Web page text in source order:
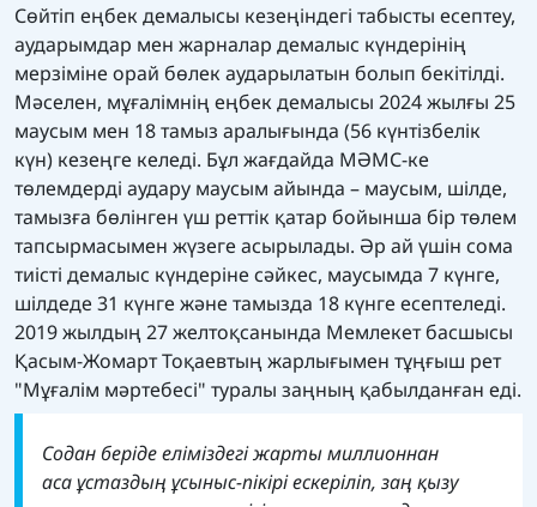
Сөйтіп еңбек демалысы кезеңіндегі табысты есептеу,
аударымдар мен жарналар демалыс күндерінің
мерзіміне орай бөлек аударылатын болып бекітілді.
Мәселен, мұғалімнің еңбек демалысы 2024 жылғы 25
маусым мен 18 тамыз аралығында (56 күнтізбелік
күн) кезеңге келеді. Бұл жағдайда МӘМС-ке
төлемдерді аудару маусым айында – маусым, шілде,
тамызға бөлінген үш реттік қатар бойынша бір төлем
тапсырмасымен жүзеге асырылады. Әр ай үшін сома
тиісті демалыс күндеріне сәйкес, маусымда 7 күнге,
шілдеде 31 күнге және тамызда 18 күнге есептеледі.
2019 жылдың 27 желтоқсанында Мемлекет басшысы
Қасым-Жомарт Тоқаевтың жарлығымен тұңғыш рет
"Мұғалім мәртебесі" туралы заңның қабылданған еді.
Содан беріде еліміздегі жарты миллионнан
аса ұстаздың ұсыныс-пікірі ескеріліп, заң қызу